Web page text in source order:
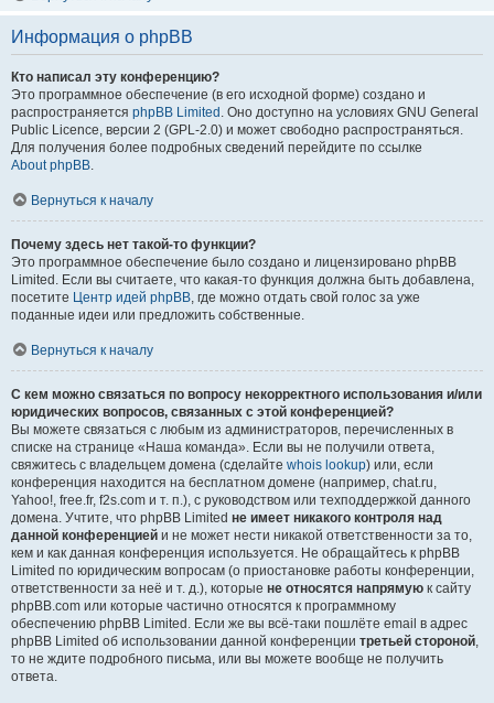
Информация о phpBB
Кто написал эту конференцию?
Это программное обеспечение (в его исходной форме) создано и
распространяется phpBB Limited . Оно доступно на условиях GNU General
Public Licence, версии 2 (GPL-2.0) и может свободно распространяться.
Для получения более подробных сведений перейдите по ссылке
About phpBB.
Вернуться к началу
Почему здесь нет такой-то функции?
Это программное обеспечение было создано и лицензировано phpBB
Limited. Если вы считаете, что какая-то функция должна быть добавлена,
посетите Центр идей phpBB, где можно отдать свой голос за уже
поданные идеи или предложить собственные.
Вернуться к началу
С кем можно связаться по вопросу некорректного использования и/или
юридических вопросов, связанных с этой конференцией?
Вы можете связаться с любым из администраторов, перечисленных в
списке на странице «Наша команда». Если вы не получили ответа,
свяжитесь с владельцем домена (сделайте whois lookup) или, если
конференция находится на бесплатном домене (например, chat.ru,
Yahoo!, free.fr, f2s.com и т. п.), с руководством или техподдержкой данного
домена. Учтите, что phpBB Limited не имеет никакого контроля над
данной конференцией и не может нести никакой ответственности за то,
кем и как данная конференция используется. Не обращайтесь к phpBB
Limited по юридическим вопросам (о приостановке работы конференции,
ответственности за неё и т. д.), которые не относятся напрямую к сайту
phpBB.com или которые частично относятся к программному
обеспечению phpBB Limited. Если же вы всё-таки пошлёте email в адрес
phpBB Limited об использовании данной конференции третьей стороной,
то не ждите подробного письма, или вы можете вообще не получить
ответа.